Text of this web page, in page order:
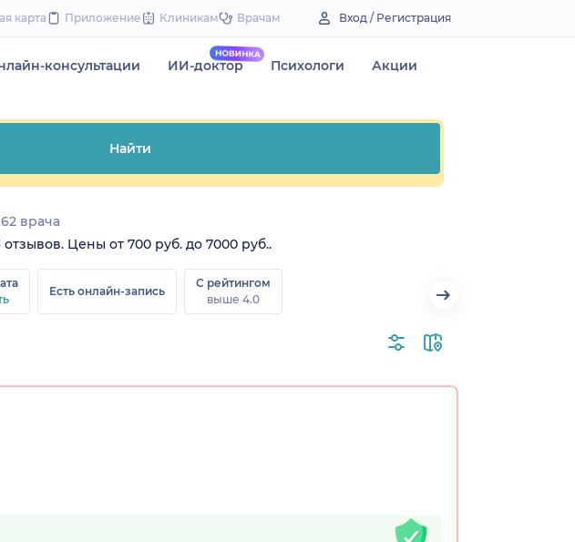
карта Приложение Клиникам Врачам Вход / Регистрация
консультации ИИ-доктор Психологи Акции
Найти
62 врача
Цены от 700 руб. до 7000 руб..
Есть онлайн-запись
С рейтингом
выше 4.0